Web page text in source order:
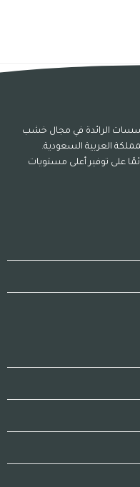
الرائدة في مجال خشب
العربية السعودية.
عام 2018 وتسعى دائمًا على توفير أعلى مستويات